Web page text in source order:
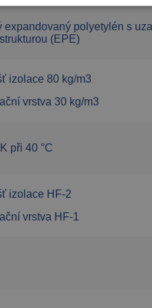
expandovaný polyetylén s
(EPE)
izolace 80 kg/m3
vrstva 30 kg/m3
při 40 °C
izolace HF-2
vrstva HF-1